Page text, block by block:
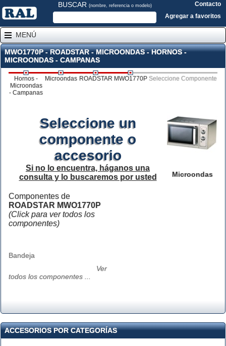
BUSCAR (nombre, referencia o modelo)
Contacto
Agregar a favoritos
MENÚ
MWO1770P - ROADSTAR - MICROONDAS - HORNOS -
MICROONDAS - CAMPANAS
Hornos -
Microondas
- Campanas
Microondas ROADSTAR MWO1770P Seleccione Componente
Microondas
Seleccione un
componente o
accesorio
Si no lo encuentra, háganos una
consulta y lo buscaremos por usted
Componentes de
ROADSTAR MWO1770P
(Click para ver todos los
componentes)
Bandeja
Ver
todos los componentes ...
ACCESORIOS POR CATEGORÍAS